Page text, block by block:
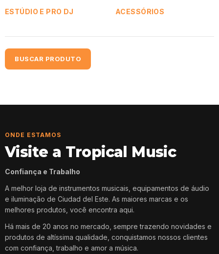
ESTÚDIO E PRO DJ ACESSÓRIOS
BUSCAR PRODUTO
ONDE ESTAMOS
Visite a Tropical Music
Confiança e Trabalho
A melhor loja de instrumentos musicais, equipamentos de áudio
e iluminação de Ciudad del Este. As maiores marcas e os
melhores produtos, você encontra aqui.
Há mais de 20 anos no mercado, sempre trazendo novidades e
produtos de altíssima qualidade, conquistamos nossos clientes
com confiança, trabalho e amor a música.